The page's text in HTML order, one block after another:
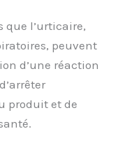
que l’urticaire,
peuvent
d’une réaction
produit et de